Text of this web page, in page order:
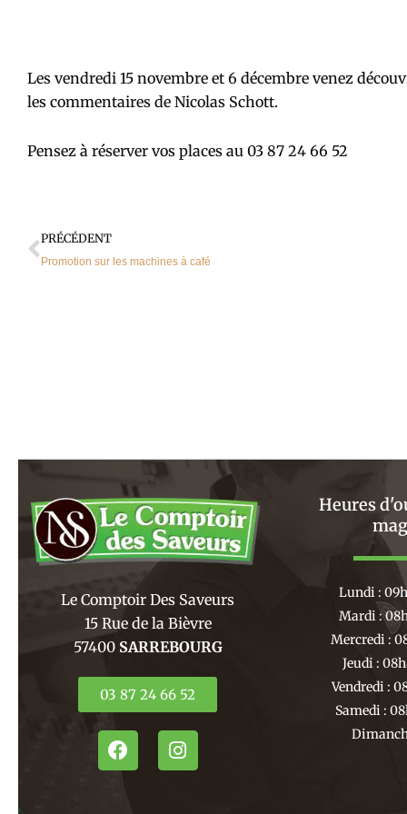
Les vendredi 15 novembre et 6 décembre venez
les commentaires de Nicolas Schott.
Pensez à réserver vos places au 03 87 24 66 52
Précédent
PRÉCÉDENT
Promotion sur les machines à café
Le Comptoir Des Saveurs
15 Rue de la Bièvre
57400 SARREBOURG
03 87 24 66 52
F
a
I
n
Heures
Lundi :
Mardi :
Mercredi :
Jeudi :
Vendredi :
Samedi :